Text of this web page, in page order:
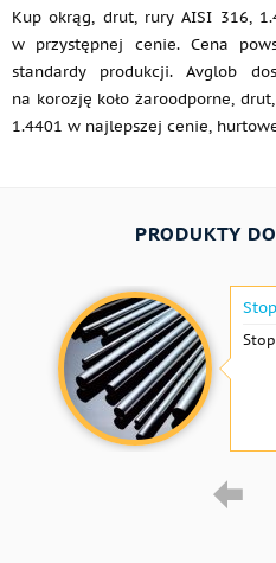
Kup okrąg, drut, rury AISI 316,
w przystępnej cenie. Cena
standardy produkcji. Avglob
na korozję koło żaroodporne,
1.4401 w najlepszej cenie,
PRODUKTY